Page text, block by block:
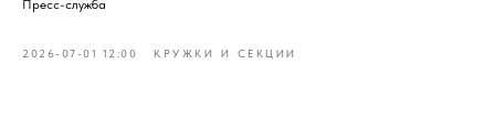
Пресс-служба
2026-07-01 12:00 КРУЖКИ И СЕКЦИИ